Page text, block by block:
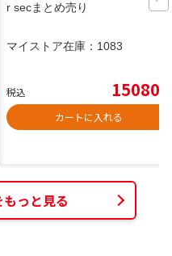
r secまとめ売り
マイストア在庫： 1083
税込 15080
カートに入れる
っと見る